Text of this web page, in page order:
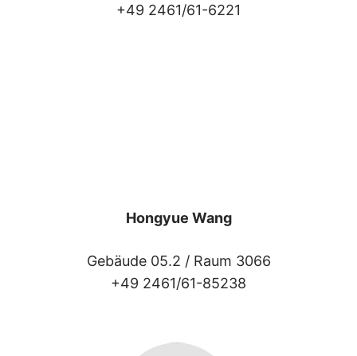
+49 2461/61-6221
Hongyue Wang
Gebäude 05.2 / Raum 3066
+49 2461/61-85238